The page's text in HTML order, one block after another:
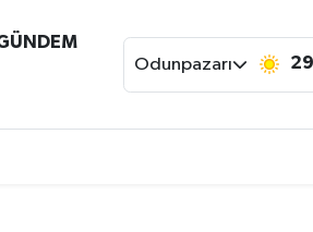
Odunpazarı 29